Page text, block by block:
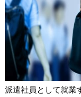
派遣社員として就業